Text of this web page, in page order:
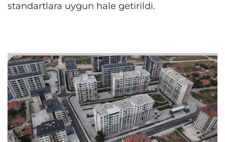
standartlara uygun hale getirildi.